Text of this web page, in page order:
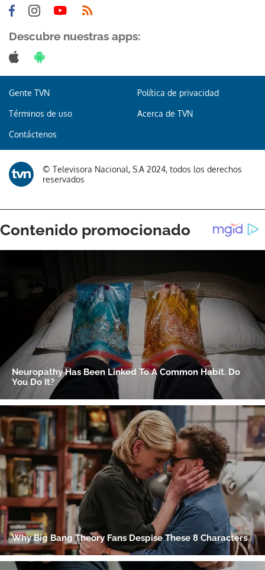
Descubre nuestras apps:
Gente TVN Política de privacidad
Términos de uso Acerca de TVN
Contáctenos
© Televisora Nacional, S.A 2024, todos los derechos
reservados